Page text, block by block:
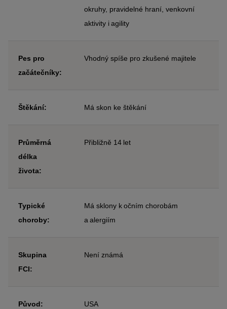
okruhy, pravidelné hraní, venkovní
aktivity i agility
Pes pro
začátečníky:
Vhodný spíše pro zkušené majitele
Štěkání: Má skon ke štěkání
Průměrná
délka
života:
Přibližně 14 let
Typické
choroby:
Má sklony k očním chorobám
a alergiím
Skupina
FCI:
Není známá
Původ: USA